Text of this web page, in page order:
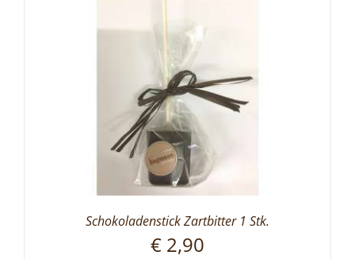
Schokoladenstick Zartbitter 1 Stk.
€ 2,90